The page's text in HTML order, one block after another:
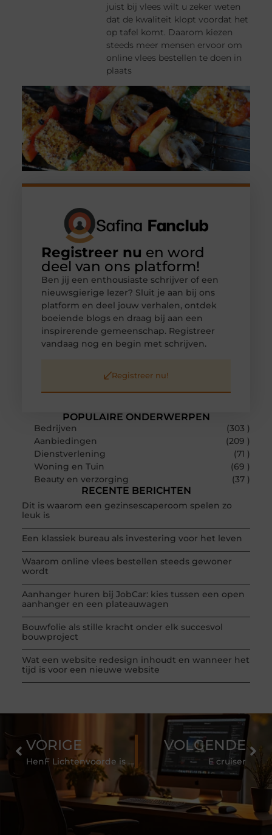
juist bij vlees wilt u zeker weten
dat de kwaliteit klopt voordat het
op tafel komt. Daarom kiezen
steeds meer mensen ervoor om
online vlees bestellen te doen in
plaats
POPULAIRE ONDERWERPEN
Bedrijven
(303 )
Aanbiedingen
(209 )
Dienstverlening
(71 )
Woning en Tuin
(69 )
Beauty en verzorging
(37 )
RECENTE BERICHTEN
Dit is waarom een gezinsescaperoom spelen zo
leuk is
Een klassiek bureau als investering voor het leven
Waarom online vlees bestellen steeds gewoner
wordt
Aanhanger huren bij JobCar: kies tussen een open
aanhanger en een plateauwagen
Bouwfolie als stille kracht onder elk succesvol
bouwproject
Wat een website redesign inhoudt en wanneer het
tijd is voor een nieuwe website
Registreer nu en word
deel van ons platform!
Ben jij een enthousiaste schrijver of een
nieuwsgierige lezer? Sluit je aan bij ons
platform en deel jouw verhalen, ontdek
boeiende blogs en draag bij aan een
inspirerende gemeenschap. Registreer
vandaag nog en begin met schrijven.
Registreer nu!
VORIGE
HenF Lichtenvoorde is pas echt professioneel
VOLGENDE
E cruiser